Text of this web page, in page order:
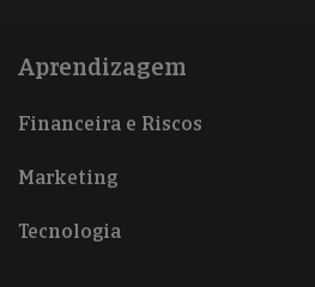
Aprendizagem
Financeira e Riscos
Marketing
Tecnologia